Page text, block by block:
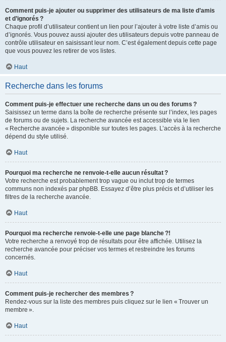
Comment puis-je ajouter ou supprimer des utilisateurs de ma liste d’amis
et d’ignorés ?
Chaque profil d’utilisateur contient un lien pour l’ajouter à votre liste d’amis ou
d’ignorés. Vous pouvez aussi ajouter des utilisateurs depuis votre panneau de
contrôle utilisateur en saisissant leur nom. C’est également depuis cette page
que vous pouvez les retirer de vos listes.
Haut
Recherche dans les forums
Comment puis-je effectuer une recherche dans un ou des forums ?
Saisissez un terme dans la boîte de recherche présente sur l’index, les pages
de forums ou de sujets. La recherche avancée est accessible via le lien
« Recherche avancée » disponible sur toutes les pages. L’accès à la recherche
dépend du style utilisé.
Haut
Pourquoi ma recherche ne renvoie-t-elle aucun résultat ?
Votre recherche est probablement trop vague ou inclut trop de termes
communs non indexés par phpBB. Essayez d’être plus précis et d’utiliser les
filtres de la recherche avancée.
Haut
Pourquoi ma recherche renvoie-t-elle une page blanche ?!
Votre recherche a renvoyé trop de résultats pour être affichée. Utilisez la
recherche avancée pour préciser vos termes et restreindre les forums
concernés.
Haut
Comment puis-je rechercher des membres ?
Rendez-vous sur la liste des membres puis cliquez sur le lien « Trouver un
membre ».
Haut